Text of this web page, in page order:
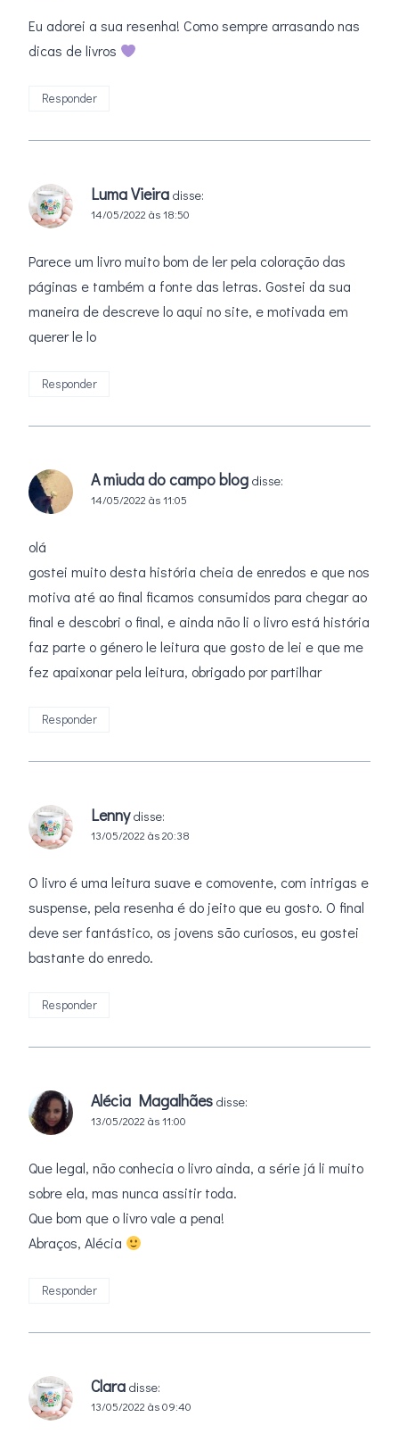
Eu adorei a sua resenha! Como sempre arrasando nas
dicas de livros
Responder
Luma Vieira disse:
14/05/2022 às 18:50
Parece um livro muito bom de ler pela coloração das
páginas e também a fonte das letras. Gostei da sua
maneira de descreve lo aqui no site, e motivada em
querer le lo
Responder
A miuda do campo blog disse:
14/05/2022 às 11:05
olá
gostei muito desta história cheia de enredos e que nos
motiva até ao final ficamos consumidos para chegar ao
final e descobri o final, e ainda não li o livro está história
faz parte o género le leitura que gosto de lei e que me
fez apaixonar pela leitura, obrigado por partilhar
Responder
Lenny disse:
13/05/2022 às 20:38
O livro é uma leitura suave e comovente, com intrigas e
suspense, pela resenha é do jeito que eu gosto. O final
deve ser fantástico, os jovens são curiosos, eu gostei
bastante do enredo.
Responder
Alécia Magalhães disse:
13/05/2022 às 11:00
Que legal, não conhecia o livro ainda, a série já li muito
sobre ela, mas nunca assitir toda.
Que bom que o livro vale a pena!
Abraços, Alécia
Responder
Clara disse:
13/05/2022 às 09:40